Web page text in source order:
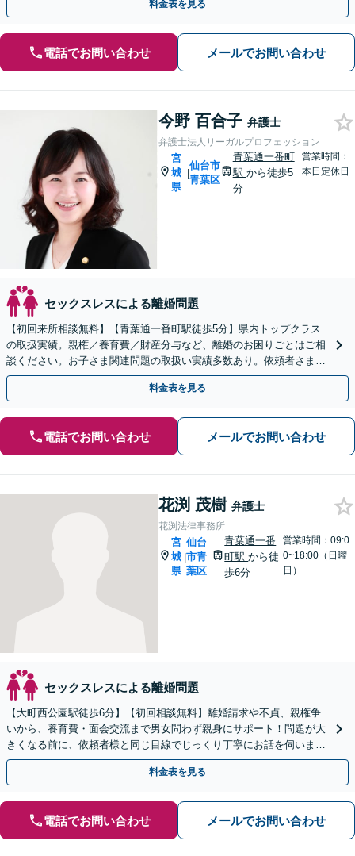
料金表を見る
電話でお問い合わせ メールでお問い合わせ
今野 百合子 弁護士
弁護士法人リーガルプロフェッション
宮
城
県
|
仙台市
青葉区
青葉通一番町
駅 から徒歩5
分
営業時間：
本日定休日
セックスレスによる離婚問題
【初回来所相談無料】【青葉通一番町駅徒歩5分】県内トップクラス
の取扱実績。親権／養育費／財産分与など、離婚のお困りごとはご相
談ください。お子さま関連問題の取扱い実績多数あり。依頼者さまの
状況やご要望に寄り添い、最善の解決を目指します。
料金表を見る
電話でお問い合わせ メールでお問い合わせ
花渕 茂樹 弁護士
花渕法律事務所
宮
城
県
|
仙台
市青
葉区
青葉通一番
町駅から徒
歩6分
営業時間：09:0
0~18:00（日曜
日）
セックスレスによる離婚問題
【大町西公園駅徒歩6分】【初回相談無料】離婚請求や不貞、親権争
いから、養育費・面会交流まで男女問わず親身にサポート！問題が大
きくなる前に、依頼者様と同じ目線でじっくり丁寧にお話を伺いま
す。お気軽にご相談ください【電話・メール・WEB相談可】
料金表を見る
電話でお問い合わせ メールでお問い合わせ